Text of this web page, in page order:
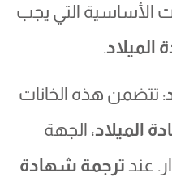
الأساسية التي يجب
.
: تتضمن هذه الخانات
الميلاد، الجهة
عندترجمة شهادة